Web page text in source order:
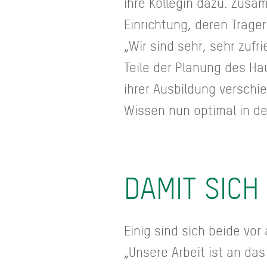
Einrichtung, deren
„Wir sind sehr, sehr
Teile der Planung des
ihrer Ausbildung
Wissen nun optimal in
DAMIT
Einig sind sich beide
„Unsere Arbeit ist an